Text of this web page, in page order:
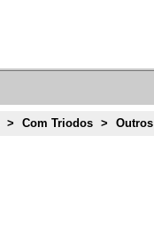
> Com Triodos > Outros